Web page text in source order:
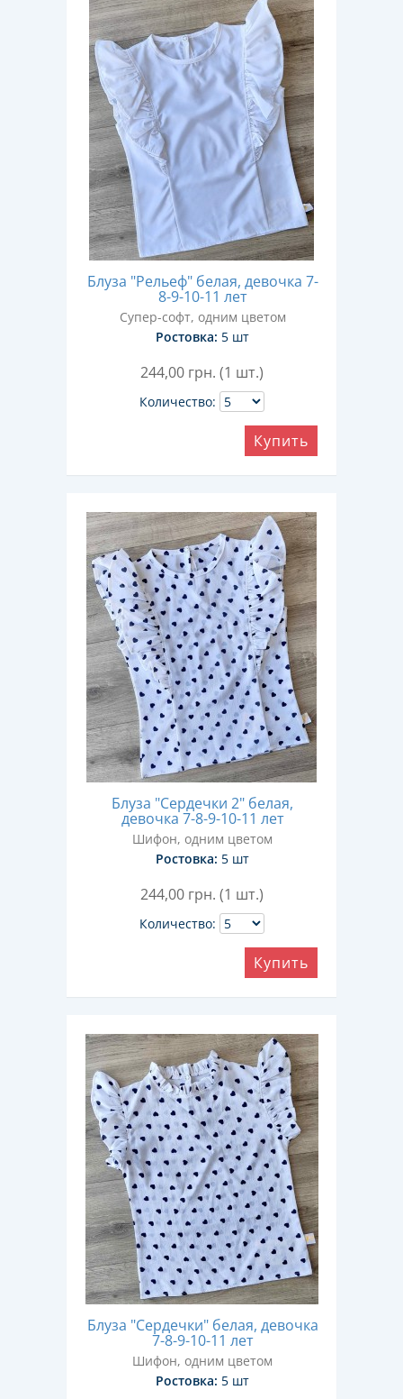
Блуза "Рельеф" белая, девочка 7-
8-9-10-11 лет
Супер-софт, одним цветом
Ростовка: 5 шт
244,00 грн. (1 шт.)
Количество:
Купить
Блуза "Сердечки 2" белая,
девочка 7-8-9-10-11 лет
Шифон, одним цветом
Ростовка: 5 шт
244,00 грн. (1 шт.)
Количество:
Купить
Блуза "Сердечки" белая, девочка
7-8-9-10-11 лет
Шифон, одним цветом
Ростовка: 5 шт